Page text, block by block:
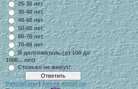
25-30 лет
30-40 лет
40-50 лет
50-60 лет
60-70 лет
70-80 лет
Я долгожитель (от 100 до
1000... лет)
Столько не живут!
Результаты|Архив опросов